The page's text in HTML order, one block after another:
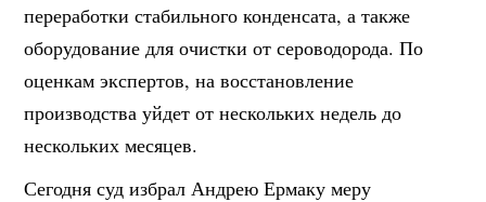
переработки стабильного конденсата, а также
оборудование для очистки от сероводорода. По
оценкам экспертов, на восстановление
производства уйдет от нескольких недель до
нескольких месяцев.
Сегодня суд избрал Андрею Ермаку меру